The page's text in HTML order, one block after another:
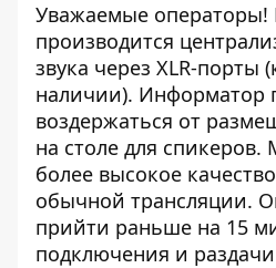
Уважаемые операторы!
производится
звука через XLR-порты
наличии). Информатор
воздержаться от
на столе для
более высокое
обычной трансляции.
прийти раньше на 15
подключения и раздачи